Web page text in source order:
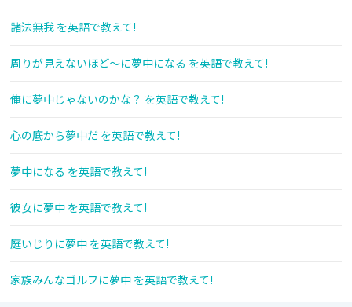
諸法無我 を英語で教えて!
周りが見えないほど～に夢中になる を英語で教えて!
俺に夢中じゃないのかな？ を英語で教えて!
心の底から夢中だ を英語で教えて!
夢中になる を英語で教えて!
彼女に夢中 を英語で教えて!
庭いじりに夢中 を英語で教えて!
家族みんなゴルフに夢中 を英語で教えて!